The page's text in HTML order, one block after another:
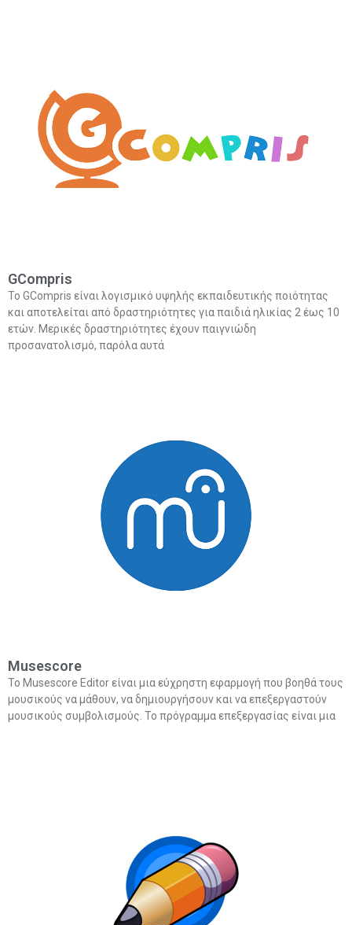
GCompris
Το GCompris είναι λογισμικό υψηλής εκπαιδευτικής ποιότητας
και αποτελείται από δραστηριότητες για παιδιά ηλικίας 2 έως 10
ετών. Μερικές δραστηριότητες έχουν παιγνιώδη
προσανατολισμό, παρόλα αυτά
Musescore
Το Musescore Editor είναι μια εύχρηστη εφαρμογή που βοηθά τους
μουσικούς να μάθουν, να δημιουργήσουν και να επεξεργαστούν
μουσικούς συμβολισμούς. Το πρόγραμμα επεξεργασίας είναι μια